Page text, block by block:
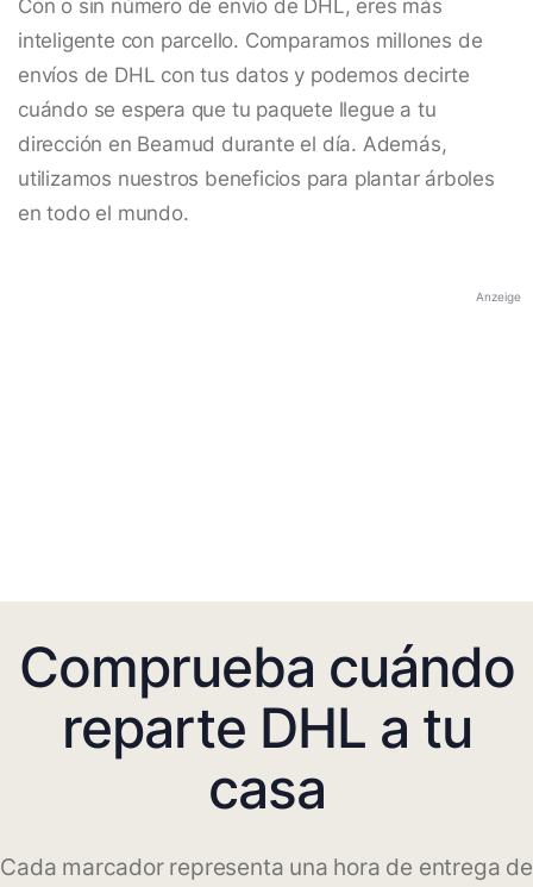
Con o sin número de envío de DHL, eres más
inteligente con parcello. Comparamos millones de
envíos de DHL con tus datos y podemos decirte
cuándo se espera que tu paquete llegue a tu
dirección en Beamud durante el día. Además,
utilizamos nuestros beneficios para plantar árboles
en todo el mundo.
Anzeige
Comprueba cuándo
reparte DHL a tu
casa
Cada marcador representa una hora de entrega de